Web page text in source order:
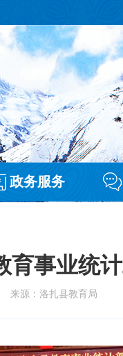
政务服务
育事业统
来源：洛扎县教育局